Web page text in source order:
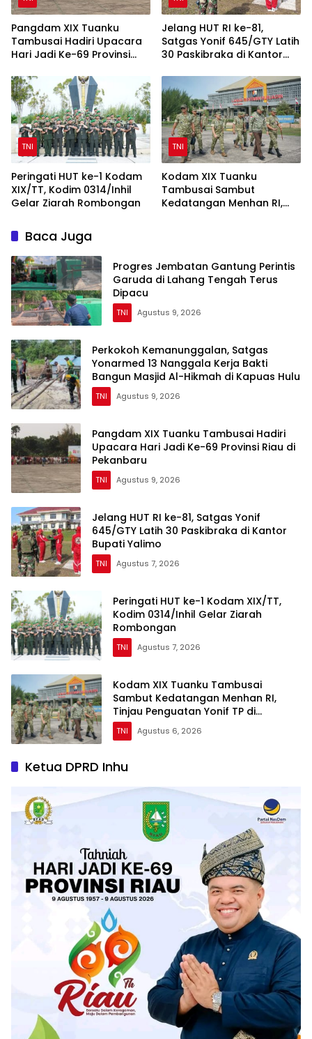
Pangdam XIX Tuanku
Tambusai Hadiri Upacara
Hari Jadi Ke-69 Provinsi
Jelang HUT RI ke-81,
Satgas Yonif 645/GTY Latih
30 Paskibraka di Kantor
TNI
Peringati HUT ke-1 Kodam
XIX/TT, Kodim 0314/Inhil
Gelar Ziarah Rombongan
TNI
Kodam XIX Tuanku
Tambusai Sambut
Kedatangan Menhan RI,
Baca Juga
Progres Jembatan Gantung Perintis
Garuda di Lahang Tengah Terus
Dipacu
TNI Agustus 9, 2026
Perkokoh Kemanunggalan, Satgas
Yonarmed 13 Nanggala Kerja Bakti
Bangun Masjid Al-Hikmah di Kapuas Hulu
TNI Agustus 9, 2026
Pangdam XIX Tuanku Tambusai Hadiri
Upacara Hari Jadi Ke-69 Provinsi Riau di
Pekanbaru
TNI Agustus 9, 2026
Jelang HUT RI ke-81, Satgas Yonif
645/GTY Latih 30 Paskibraka di Kantor
Bupati Yalimo
TNI Agustus 7, 2026
Peringati HUT ke-1 Kodam XIX/TT,
Kodim 0314/Inhil Gelar Ziarah
Rombongan
TNI Agustus 7, 2026
Kodam XIX Tuanku Tambusai
Sambut Kedatangan Menhan RI,
Tinjau Penguatan Yonif TP di
Bengkalis dan Kampar
TNI Agustus 6, 2026
Ketua DPRD Inhu